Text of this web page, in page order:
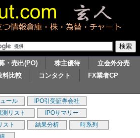
・売出(PO) 株主優待
立会外分売
料比較 コンタクト
FX業者CP
ール
IPO引受証券会社
測リスト
IPOサマリー
スト 結果分析
時系列